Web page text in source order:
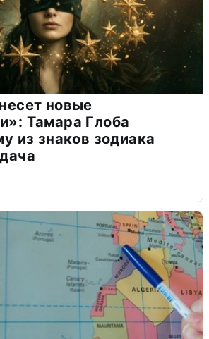
новые
Тамара Глоба
из знаков зодиака